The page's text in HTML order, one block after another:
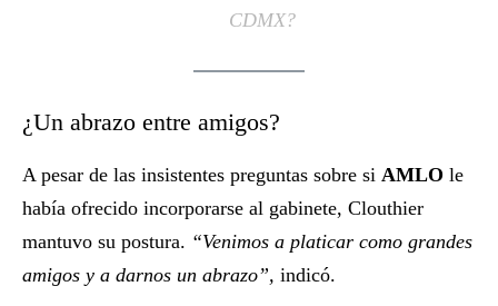
CDMX?
¿Un abrazo entre amigos?
A pesar de las insistentes preguntas sobre si AMLO le
había ofrecido incorporarse al gabinete, Clouthier
mantuvo su postura. “Venimos a platicar como grandes
amigos y a darnos un abrazo”, indicó.